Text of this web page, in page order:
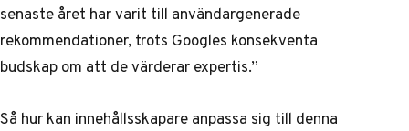
senaste året har varit till användargenerade
rekommendationer, trots Googles konsekventa
budskap om att de värderar expertis.”
Så hur kan innehållsskapare anpassa sig till denna